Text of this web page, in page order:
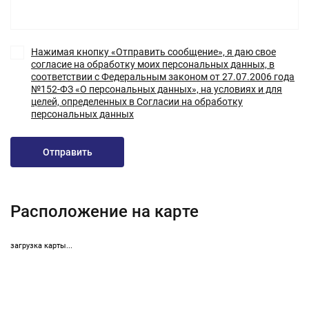
Расположение на карте
загрузка карты...
Нажимая кнопку «Отправить сообщение», я даю свое
согласие на обработку моих персональных данных, в
соответствии с Федеральным законом от 27.07.2006 года
№152-ФЗ «О персональных данных», на условиях и для
целей, определенных в Согласии на обработку
персональных данных
Отправить